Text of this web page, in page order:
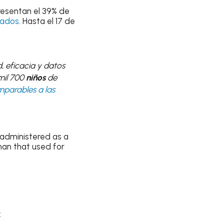
el 39% de
. Hasta el 17 de
eficacia y datos
700niñosde
a las
as a
that used for